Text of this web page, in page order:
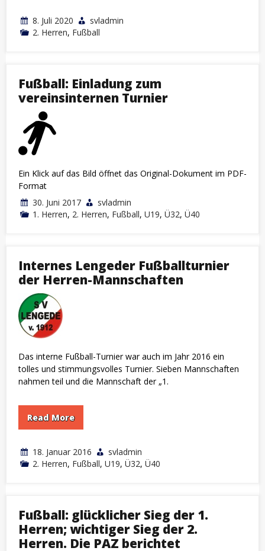
8. Juli 2020
svladmin
2. Herren, Fußball
Fußball: Einladung zum
vereinsinternen Turnier
Ein Klick auf das Bild öffnet das Original-Dokument im PDF-
Format
30. Juni 2017
svladmin
1. Herren, 2. Herren, Fußball, U19, Ü32, Ü40
Internes Lengeder Fußballturnier
der Herren-Mannschaften
Das interne Fußball-Turnier war auch im Jahr 2016 ein
tolles und stimmungsvolles Turnier. Sieben Mannschaften
nahmen teil und die Mannschaft der „1.
Read More
18. Januar 2016
svladmin
2. Herren, Fußball, U19, Ü32, Ü40
Fußball: glücklicher Sieg der 1.
Herren; wichtiger Sieg der 2.
Herren. Die PAZ berichtet